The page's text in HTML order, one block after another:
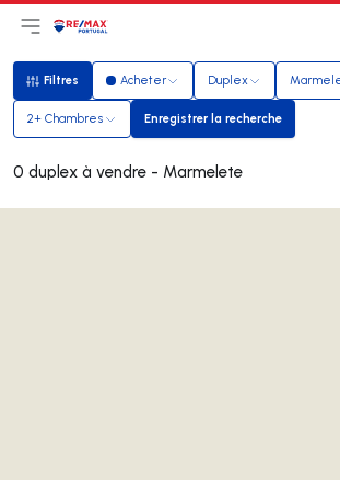
Ouvrir le menu principal
LogoAller à la page d’accueil
Filtres
Filtres Acheter Duplex
2+ Chambres Enregistrer la
Enregistrer la recherche
0 duplex à vendre - Marmelete